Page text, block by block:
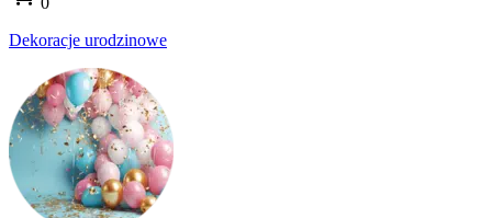
Dekoracje urodzinowe